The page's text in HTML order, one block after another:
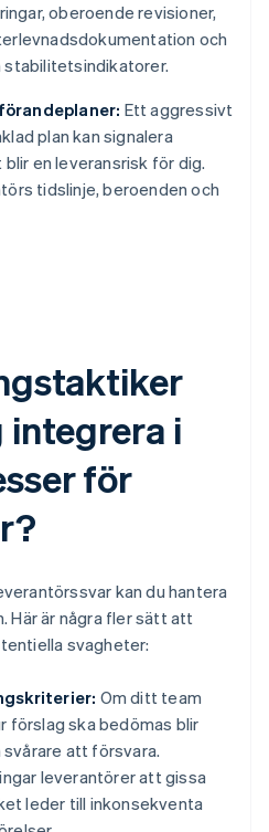
oberoende revisioner,
och
stabilitetsindikatorer.
Ett aggressivt
plan kan signalera
en leveransrisk för dig.
tidslinje, beroenden och
i
för
kan du hantera
Här är några fler sätt att
svagheter:
Om ditt team
förslag ska bedömas blir
att försvara.
leverantörer att gissa
leder till inkonsekventa